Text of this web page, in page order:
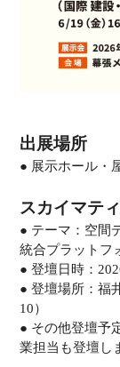
出展場所
● 展示ホール・
スカイマテ
● テーマ：空間
統合プラットフ
● 登壇日時：
● 登壇場所：福
10）
● その他登壇予
業担当も登壇し